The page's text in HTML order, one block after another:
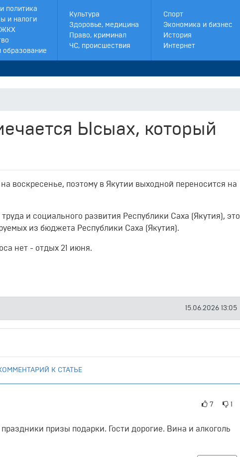
политика
и налоги
ЖКХ
образование
Культура
Здоровье, медицина
Право, криминал
ЧС, происшествия
Спорт
Экономика и бизнес
История
Интернет
Ысыах, который
воскресенье, поэтому в Якутии выходной переносится на
и социального развития Республики Саха (Якутия), это
из бюджета Республики Саха (Якутия).
нет - отдых 21 июня.
15.06.2026 13:05
К СТАТЬЕ
7 1
призы подарки. Гости дорогие. Вина и алкоголь